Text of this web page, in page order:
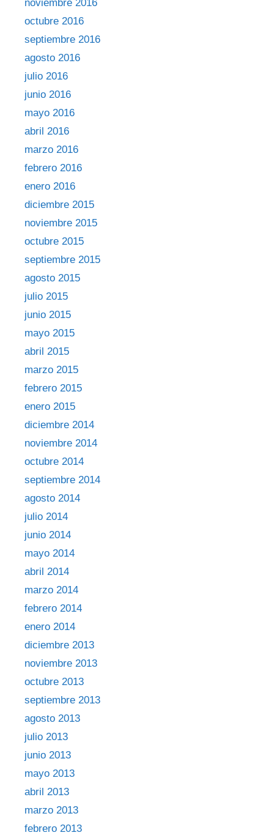
noviembre 2016
octubre 2016
septiembre 2016
agosto 2016
julio 2016
junio 2016
mayo 2016
abril 2016
marzo 2016
febrero 2016
enero 2016
diciembre 2015
noviembre 2015
octubre 2015
septiembre 2015
agosto 2015
julio 2015
junio 2015
mayo 2015
abril 2015
marzo 2015
febrero 2015
enero 2015
diciembre 2014
noviembre 2014
octubre 2014
septiembre 2014
agosto 2014
julio 2014
junio 2014
mayo 2014
abril 2014
marzo 2014
febrero 2014
enero 2014
diciembre 2013
noviembre 2013
octubre 2013
septiembre 2013
agosto 2013
julio 2013
junio 2013
mayo 2013
abril 2013
marzo 2013
febrero 2013